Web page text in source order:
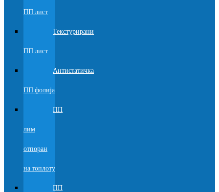
ПП лист
Текстурирани
ПП лист
Антистатичка
ПП фолија
ПП
лим
отпоран
на топлоту
ПП